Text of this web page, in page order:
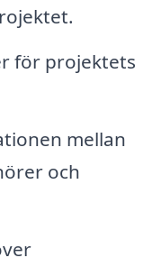
för projektets
mellan
och